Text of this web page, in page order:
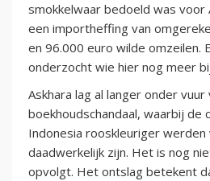
smokkelwaar bedoeld was voor
een importheffing van
en 96.000 euro wilde omzeilen.
onderzocht wie hier nog meer
Askhara lag al langer onder
boekhoudschandaal, waarbij de
Indonesia rooskleuriger
daadwerkelijk zijn. Het is nog
opvolgt. Het ontslag betekent